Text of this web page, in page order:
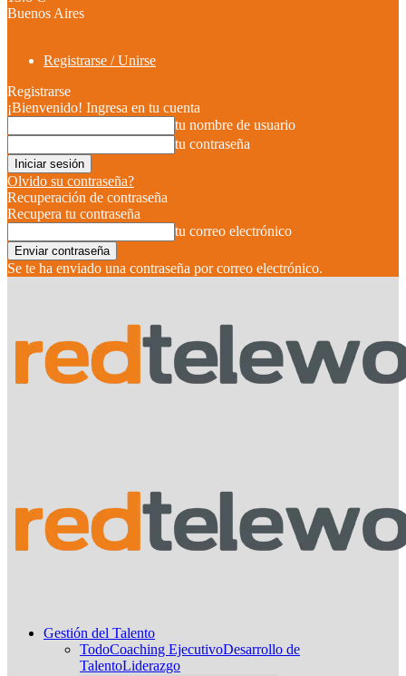
Buenos Aires
Registrarse / Unirse
Registrarse
¡Bienvenido! Ingresa en tu cuenta
tu nombre de usuario
tu contraseña
Olvido su contraseña?
Recuperación de contraseña
Recupera tu contraseña
tu correo electrónico
Se te ha enviado una contraseña por correo electrónico.
Gestión del Talento
TodoCoaching EjecutivoDesarrollo de
TalentoLiderazgo